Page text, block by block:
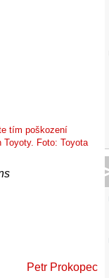
tím poškození
Foto: Toyota
Petr Prokopec